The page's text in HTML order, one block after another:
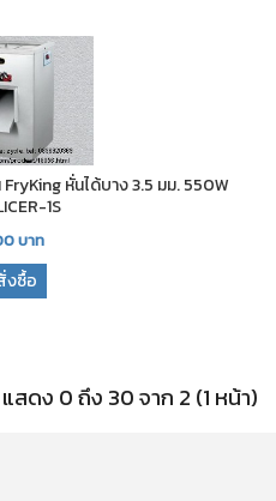
หั่นได้บาง 3.5 มม. 550W
1S
บาท
งซื้อ
แสดง 0 ถึง 30 จาก 2 (1 หน้า)